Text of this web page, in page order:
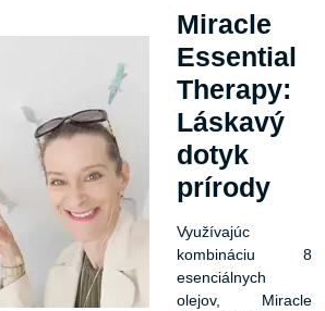
Miracle
Essential
Therapy:
Láskavý
dotyk
prírody
Využívajúc
kombináciu 8
esenciálnych
olejov, Miracle